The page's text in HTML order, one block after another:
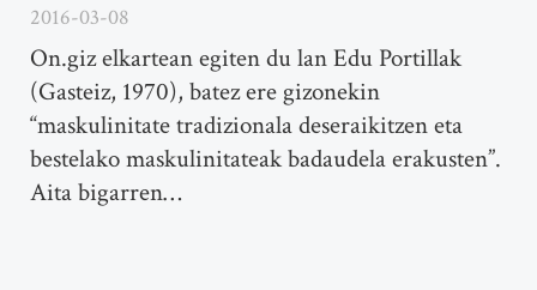
2016-03-08
On.giz elkartean egiten du lan Edu Portillak
(Gasteiz, 1970), batez ere gizonekin
“maskulinitate tradizionala deseraikitzen eta
bestelako maskulinitateak badaudela erakusten”.
Aita bigarren…